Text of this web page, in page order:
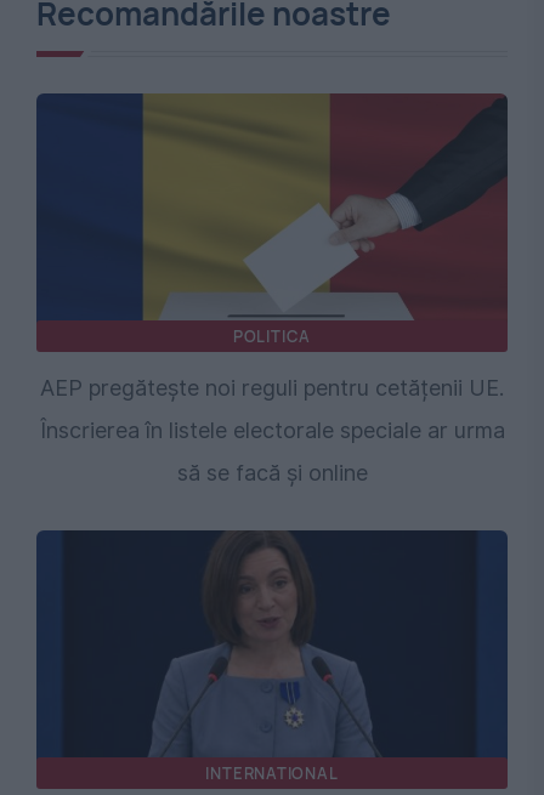
Recomandările noastre
POLITICA
AEP pregătește noi reguli pentru cetățenii UE.
Înscrierea în listele electorale speciale ar urma
să se facă și online
INTERNATIONAL